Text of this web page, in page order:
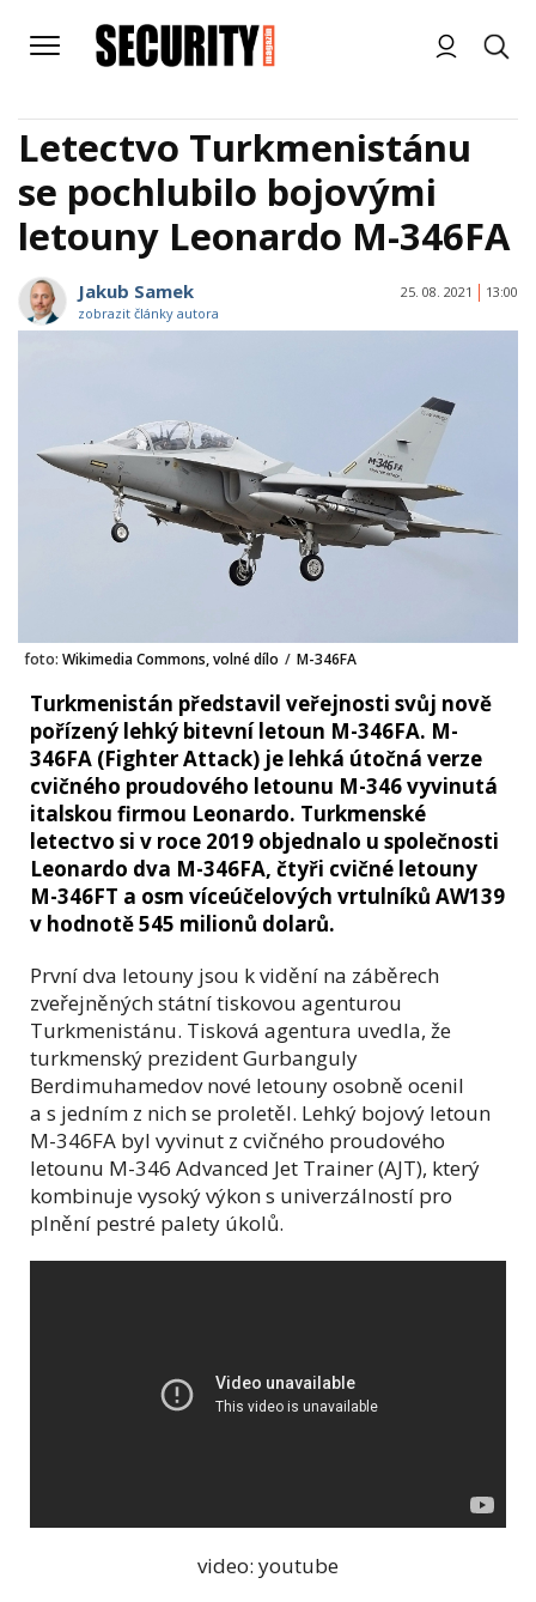
Letectvo Turkmenistánu
se pochlubilo bojovými
letouny Leonardo M-346FA
Jakub Samek
zobrazit články autora
25. 08. 2021 13:00
foto: Wikimedia Commons, volné dílo / M-346FA
Turkmenistán představil veřejnosti svůj nově
pořízený lehký bitevní letoun M-346FA. M-
346FA (Fighter Attack) je lehká útočná verze
cvičného proudového letounu M-346 vyvinutá
italskou firmou Leonardo. Turkmenské
letectvo si v roce 2019 objednalo u společnosti
Leonardo dva M-346FA, čtyři cvičné letouny
M-346FT a osm víceúčelových vrtulníků AW139
v hodnotě 545 milionů dolarů.
První dva letouny jsou k vidění na záběrech
zveřejněných státní tiskovou agenturou
Turkmenistánu. Tisková agentura uvedla, že
turkmenský prezident Gurbanguly
Berdimuhamedov nové letouny osobně ocenil
a s jedním z nich se proletěl. Lehký bojový letoun
M-346FA byl vyvinut z cvičného proudového
letounu M-346 Advanced Jet Trainer (AJT), který
kombinuje vysoký výkon s univerzálností pro
plnění pestré palety úkolů.
video: youtube